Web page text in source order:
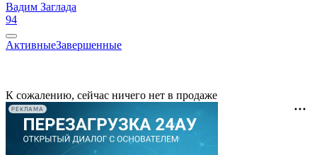
Вадим Заглада
94
АктивныеЗавершенные
К сожалению, сейчас ничего нет в продаже
РЕКЛАМА